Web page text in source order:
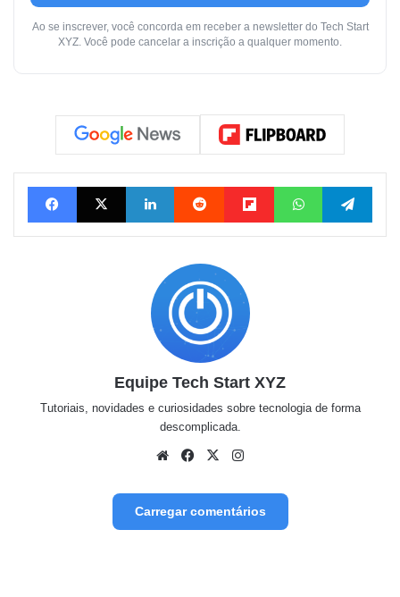
Ao se inscrever, você concorda em receber a newsletter do Tech Start
XYZ. Você pode cancelar a inscrição a qualquer momento.
FacebookX Linkedin Reddit FlipboardWhatsApp
Equipe Tech Start XYZ
Tutoriais, novidades e curiosidades sobre tecnologia de forma
descomplicada.
WebsiteFacebook
X
Carregar comentários